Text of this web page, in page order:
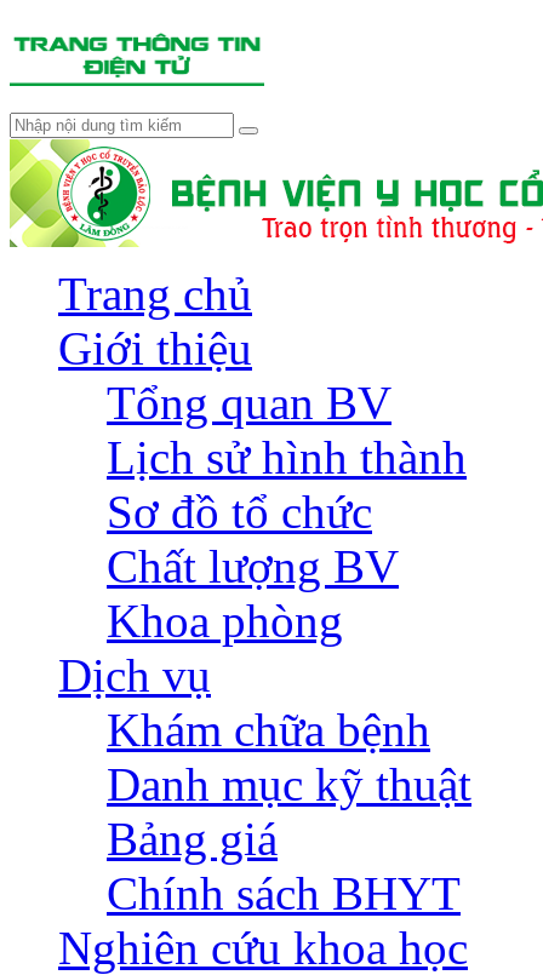
Trang chủ
Giới thiệu
Tổng quan BV
Lịch sử hình thành
Sơ đồ tổ chức
Chất lượng BV
Khoa phòng
Dịch vụ
Khám chữa bệnh
Danh mục kỹ thuật
Bảng giá
Chính sách BHYT
Nghiên cứu khoa học